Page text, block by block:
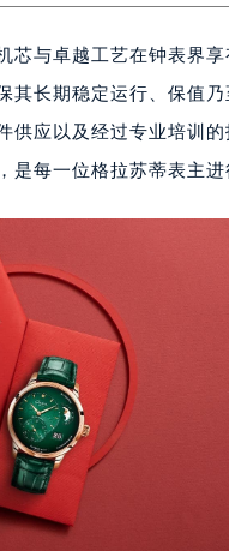
与卓越工艺在钟表界
长期稳定运行、保值
供应以及经过专业培训
每一位格拉苏蒂表主进